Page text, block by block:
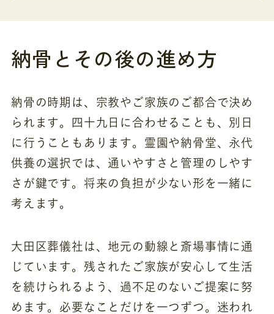
納骨とその後の進め方
納骨の時期は、宗教やご家族のご都合で決め
られます。四十九日に合わせることも、別日
に行うこともあります。霊園や納骨堂、永代
供養の選択では、通いやすさと管理のしやす
さが鍵です。将来の負担が少ない形を一緒に
考えます。
大田区葬儀社は、地元の動線と斎場事情に通
じています。残されたご家族が安心して生活
を続けられるよう、過不足のないご提案に努
めます。必要なことだけを一つずつ。迷われ